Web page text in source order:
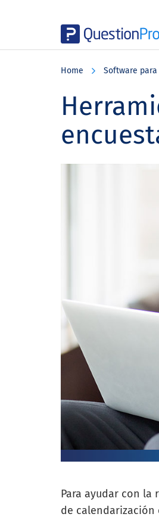
Home Software para
Para ayudar con la
de calendarización